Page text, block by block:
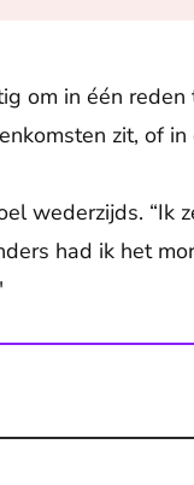
om in één reden
zit, of
wederzijds. “Ik
had ik het